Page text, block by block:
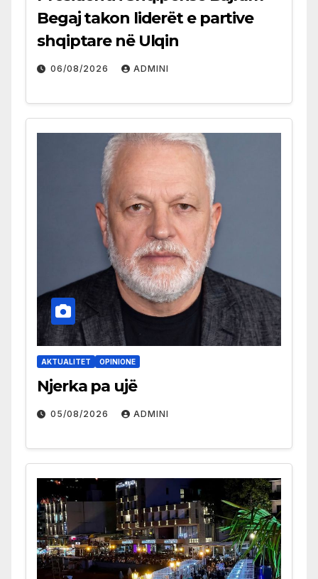
Begaj takon liderët e partive
shqiptare në Ulqin
06/08/2026 ADMINI
AKTUALITET OPINIONE
Njerka pa ujë
05/08/2026 ADMINI